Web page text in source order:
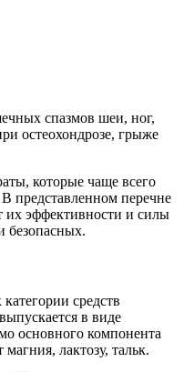
которые чаще всего
представленном перечне
их эффективности и силы
безопасных.
средств
в виде
основного компонента
лактозу, тальк.